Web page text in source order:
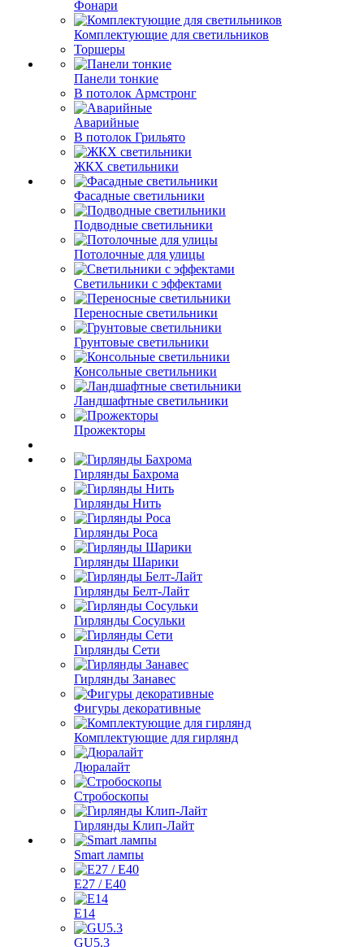
Фонари
Комплектующие для светильников
Торшеры
Панели тонкие
В потолок Армстронг
Аварийные
В потолок Грильято
ЖКХ светильники
Фасадные светильники
Подводные светильники
Потолочные для улицы
Светильники с эффектами
Переносные светильники
Грунтовые светильники
Консольные светильники
Ландшафтные светильники
Прожекторы
Гирлянды Бахрома
Гирлянды Нить
Гирлянды Роса
Гирлянды Шарики
Гирлянды Белт-Лайт
Гирлянды Сосульки
Гирлянды Сети
Гирлянды Занавес
Фигуры декоративные
Комплектующие для гирлянд
Дюралайт
Стробоскопы
Гирлянды Клип-Лайт
Smart лампы
E27 / E40
E14
GU5.3